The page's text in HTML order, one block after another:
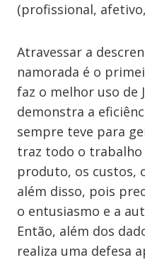
(profissional,
Atravessar a
namorada é o
faz o melhor uso de
demonstra a
sempre teve para
traz todo o
produto, os custos,
além disso, pois
o entusiasmo e a
Então, além dos
realiza uma defesa